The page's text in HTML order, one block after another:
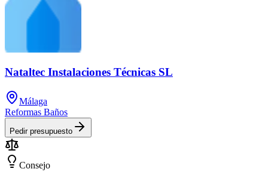
Nataltec Instalaciones Técnicas SL
Málaga
Reformas Baños
Pedir presupuesto
Consejo